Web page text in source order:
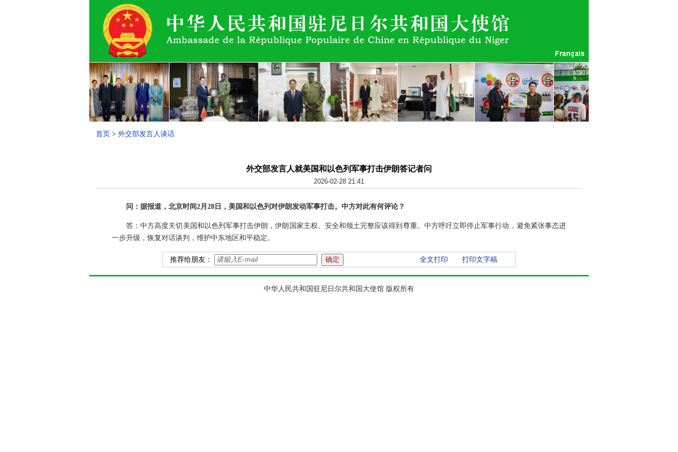
首页 > 外交部发言人谈话
外交部发言人就美国和以色列军事打击伊朗答记者问
2026-02-28 21:41
问：据报道，北京时间2月28日，美国和以色列对伊朗发动军事打击。中方对此有何评论？
答：中方高度关切美国和以色列军事打击伊朗，伊朗国家主权、安全和领土完整应该得到尊重。中方呼吁立即停止军事行动，避免紧张事态进
一步升级，恢复对话谈判，维护中东地区和平稳定。
推荐给朋友： 全文打印 打印文字稿
中华人民共和国驻尼日尔共和国大使馆 版权所有